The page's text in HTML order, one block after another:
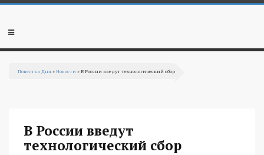
Перейти к основному содержанию
Мобильное
Повестка Дня »Новости » В России введут технологический сбор
В России введут
технологический сбор